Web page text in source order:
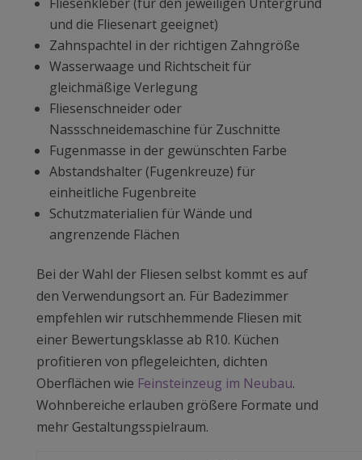
und die Fliesenart geeignet)
Zahnspachtel in der richtigen Zahngröße
Wasserwaage und Richtscheit für
gleichmäßige Verlegung
Fliesenschneider oder
Nassschneidemaschine für Zuschnitte
Fugenmasse in der gewünschten Farbe
Abstandshalter (Fugenkreuze) für
einheitliche Fugenbreite
Schutzmaterialien für Wände und
angrenzende Flächen
Bei der Wahl der Fliesen selbst kommt es auf
den Verwendungsort an. Für Badezimmer
empfehlen wir rutschhemmende Fliesen mit
einer Bewertungsklasse ab R10. Küchen
profitieren von pflegeleichten, dichten
Oberflächen wie Feinsteinzeug im Neubau.
Wohnbereiche erlauben größere Formate und
mehr Gestaltungsspielraum.